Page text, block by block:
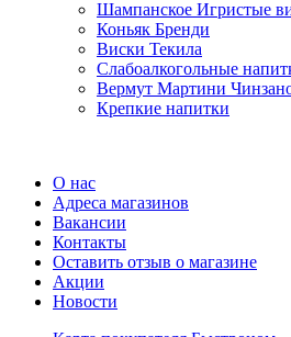
Шампанское Игристые
Коньяк Бренди
Виски Текила
Слабоалкогольные
Вермут Мартини
Крепкие напитки
О нас
Адреса магазинов
Вакансии
Контакты
Оставить отзыв о магазине
Акции
Новости